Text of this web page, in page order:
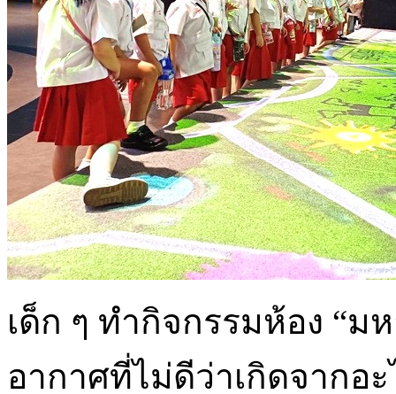
เด็ก ๆ ทำกิจกรรมห้อง “ม
อากาศที่ไม่ดีว่าเกิดจากอะ